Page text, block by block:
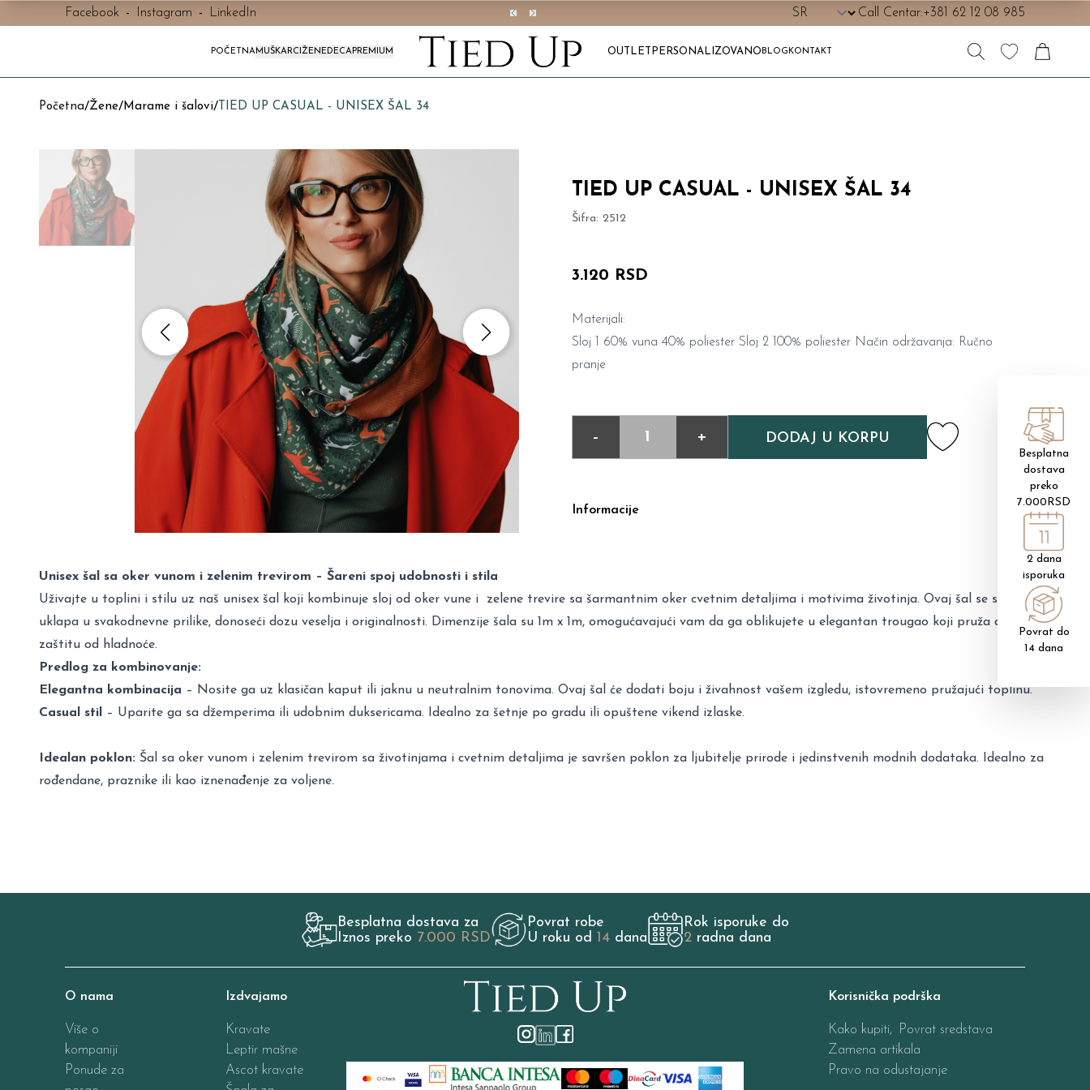
Facebook - Instagram - LinkedIn Call Centar:+381 62 12 08 985
POČETNAMUŠKARCI ŽENEDECAPREMIUM OUTLET PERSONALIZOVANO BLOG KONTAKT
Početna/Žene/Marame i šalovi/ TIED UP CASUAL - UNISEX ŠAL 34
TIED UP CASUAL - UNISEX ŠAL 34
Šifra: 2512
3.120 RSD
Materijali:
Sloj 1 60% vuna 40% poliester Sloj 2 100% poliester Način održavanja: Ručno
pranje
- + DODAJ U KORPU
Informacije
Unisex šal sa oker vunom i zelenim trevirom – Šareni spoj udobnosti i stila
Uživajte u toplini i stilu uz naš unisex šal koji kombinuje sloj od oker vune i zelene trevire sa šarmantnim oker cvetnim detaljima i motivima životinja. Ovaj šal se savršeno
uklapa u svakodnevne prilike, donoseći dozu veselja i originalnosti. Dimenzije šala su 1m x 1m, omogućavajući vam da ga oblikujete u elegantan trougao koji pruža dodatnu
zaštitu od hladnoće.
Predlog za kombinovanje:
Elegantna kombinacija – Nosite ga uz klasičan kaput ili jaknu u neutralnim tonovima. Ovaj šal će dodati boju i živahnost vašem izgledu, istovremeno pružajući toplinu.
Casual stil – Uparite ga sa džemperima ili udobnim duksericama. Idealno za šetnje po gradu ili opuštene vikend izlaske.
Idealan poklon: Šal sa oker vunom i zelenim trevirom sa životinjama i cvetnim detaljima je savršen poklon za ljubitelje prirode i jedinstvenih modnih dodataka. Idealno za
rođendane, praznike ili kao iznenađenje za voljene.
Besplatna
dostava
preko
7.000RSD
2 dana
isporuka
Povrat do
14 dana
Besplatna dostava za
Iznos preko 7.000 RSD
Povrat robe
U roku od 14 dana
Rok isporuke do
2 radna dana
O nama
Više o
kompaniji
Ponude za
Izdvajamo
Kravate
Leptir mašne
Ascot kravate
Korisnička podrška
Kako kupiti, Povrat sredstava
Zamena artikala
Pravo na odustajanje